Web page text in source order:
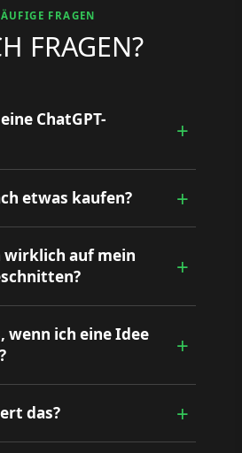
FRAGEN
FRAGEN?
ChatGPT-
etwas kaufen?
wirklich auf mein
wenn ich eine Idee
das?